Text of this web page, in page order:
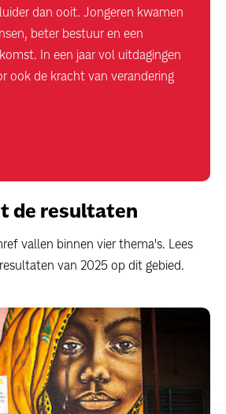
dan ooit. Jongeren kwamen
beter bestuur en een
In een jaar vol uitdagingen
ook de kracht van verandering
de resultaten
vallen binnen vier thema's. Lees
van 2025 op dit gebied.